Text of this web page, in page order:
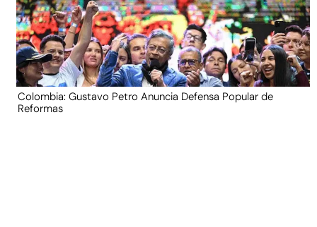
Colombia: Gustavo Petro Anuncia Defensa Popular de
Reformas